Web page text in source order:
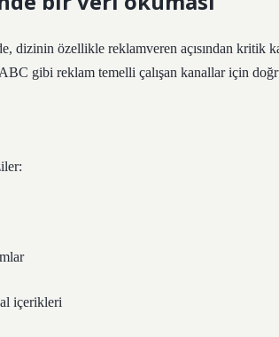
dizinin özellikle reklamveren açısından kritik
gibi reklam temelli çalışan kanallar için
içerikleri